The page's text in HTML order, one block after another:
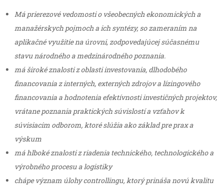
Má prierezové vedomosti o všeobecných ekonomických a
manažérskych pojmoch a ich syntézy, so zameraním na
aplikačné využitie na úrovni, zodpovedajúcej súčasnému
stavu národného a medzinárodného poznania.
má široké znalosti z oblasti investovania, dlhodobého
financovania z interných, externých zdrojov a lízingového
financovania a hodnotenia efektívnosti investičných projektov,
vrátane poznania praktických súvislostí a vzťahov k
súvisiacim odborom, ktoré slúžia ako základ pre prax a
výskum
má hlboké znalosti z riadenia technického, technologického a
výrobného procesu a logistiky
chápe význam úlohy controllingu, ktorý prináša novú kvalitu